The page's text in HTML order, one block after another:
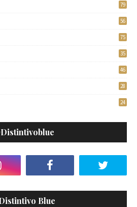
79
56
75
35
46
28
24
Blue